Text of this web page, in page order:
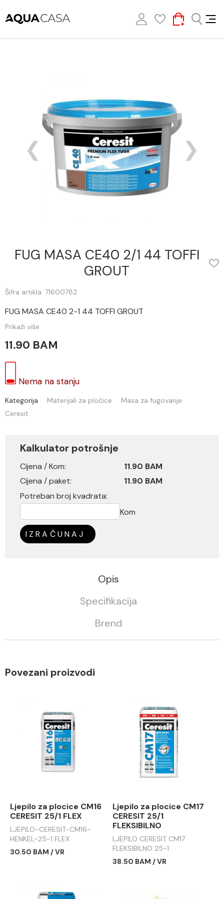
FUG MASA CE40 2/1 44 TOFFI
GROUT
Šifra artikla: 71600782
FUG MASA CE40 2-1 44 TOFFI GROUT
Prikaži više
11.90 BAM
Nema na stanju
Kategorija Materijali za pločice
Masa za fugovanje
Ceresit
Kalkulator potrošnje
Cijena / Kom:
11.90 BAM
Cijena / paket:
11.90 BAM
Potreban broj kvadrata:
Kom
IZRAČUNAJ
Opis
Specifikacija
Brend
Povezani proizvodi
Ljepilo za plocice CM16
CERESIT 25/1 FLEX
LJEPILO-CERESIT-CM16-
HENKEL-25-1 FLEX
30.50 BAM / VR
Ljepilo za plocice CM17
CERESIT 25/1
FLEKSIBILNO
LJEPILO CERESIT CM17
FLEKSIBILNO 25-1
38.50 BAM / VR